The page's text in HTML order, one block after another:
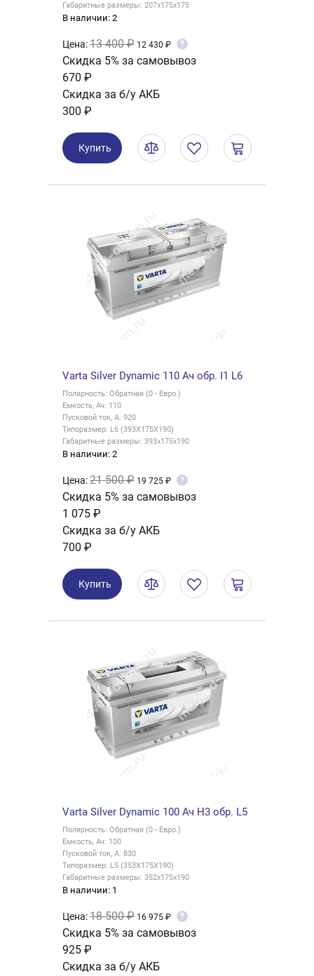
Габаритные размеры: 207x175x175
В наличии: 2
Цена:13 400 ₽ 12 430 ₽ ?
Скидка 5% за самовывоз
670 ₽
Скидка за б/у АКБ
300 ₽
Купить
Varta Silver Dynamic 110 Ач обр. I1 L6
Полярность: Обратная (0 - Евро.)
Емкость, Ач: 110
Пусковой ток, А: 920
Типоразмер: L6 (393X175X190)
Габаритные размеры: 393х175х190
В наличии: 2
Цена:21 500 ₽ 19 725 ₽ ?
Скидка 5% за самовывоз
1 075 ₽
Скидка за б/у АКБ
700 ₽
Купить
Varta Silver Dynamic 100 Ач H3 обр. L5
Полярность: Обратная (0 - Евро.)
Емкость, Ач: 100
Пусковой ток, А: 830
Типоразмер: L5 (353X175X190)
Габаритные размеры: 352х175х190
В наличии: 1
Цена:18 500 ₽ 16 975 ₽ ?
Скидка 5% за самовывоз
925 ₽
Скидка за б/у АКБ